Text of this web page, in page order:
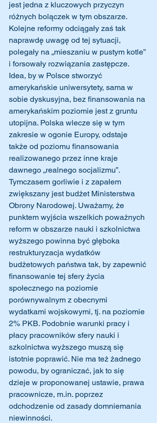
jest jedna z kluczowych przyczyn
różnych bolączek w tym obszarze.
Kolejne reformy odciągały zaś tak
naprawdę uwagę od tej sytuacji,
polegały na „mieszaniu w pustym kotle”
i forsowały rozwiązania zastępcze.
Idea, by w Polsce stworzyć
amerykańskie uniwersytety, sama w
sobie dyskusyjna, bez finansowania na
amerykańskim poziomie jest z gruntu
utopijna. Polska wlecze się w tym
zakresie w ogonie Europy, odstaje
także od poziomu finansowania
realizowanego przez inne kraje
dawnego „realnego socjalizmu”.
Tymczasem gorliwie i z zapałem
zwiększany jest budżet Ministerstwa
Obrony Narodowej. Uważamy, że
punktem wyjścia wszelkich poważnych
reform w obszarze nauki i szkolnictwa
wyższego powinna być głęboka
restrukturyzacja wydatków
budżetowych państwa tak, by zapewnić
finansowanie tej sfery życia
społecznego na poziomie
porównywalnym z obecnymi
wydatkami wojskowymi, tj. na poziomie
2% PKB. Podobnie warunki pracy i
płacy pracowników sfery nauki i
szkolnictwa wyższego muszą się
istotnie poprawić. Nie ma też żadnego
powodu, by ograniczać, jak to się
dzieje w proponowanej ustawie, prawa
pracownicze, m.in. poprzez
odchodzenie od zasady domniemania
niewinności.